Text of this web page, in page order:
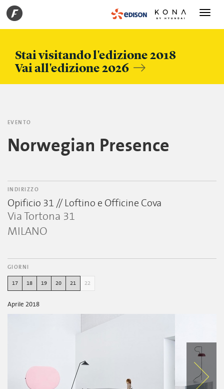
Stai visitando l'edizione 2018
Vai all'edizione 2026
Toggle
EVENTO
Norwegian Presence
INDIRIZZO
Opificio 31 // Loftino e Officine Cova
Via Tortona 31
MILANO
GIORNI
17 18 19 20 21 22
Aprile 2018